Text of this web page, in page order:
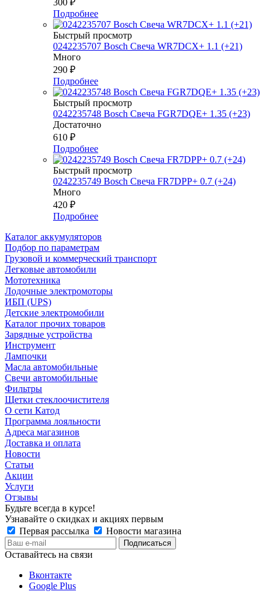
Подробнее
Быстрый просмотр
0242235707 Bosch Свеча WR7DCX+ 1.1 (+21)
Много
290 ₽
Подробнее
Быстрый просмотр
0242235748 Bosch Свеча FGR7DQE+ 1.35 (+23)
Достаточно
610 ₽
Подробнее
Быстрый просмотр
0242235749 Bosch Свеча FR7DPP+ 0.7 (+24)
Много
420 ₽
Подробнее
Каталог аккумуляторов
Подбор по параметрам
Грузовой и коммерческий транспорт
Легковые автомобили
Мототехника
Лодочные электромоторы
ИБП (UPS)
Детские электромобили
Каталог прочих товаров
Зарядные устройства
Инструмент
Лампочки
Масла автомобильные
Свечи автомобильные
Фильтры
Щетки стеклоочистителя
О сети Катод
Программа лояльности
Адреса магазинов
Доставка и оплата
Новости
Статьи
Акции
Услуги
Отзывы
Будьте всегда в курсе!
Узнавайте о скидках и акциях первым
Первая рассылка
Новости магазина
Оставайтесь на связи
Вконтакте
Google Plus